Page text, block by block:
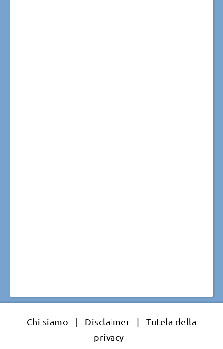
Chi siamo | Disclaimer |
Tutela della
privacy